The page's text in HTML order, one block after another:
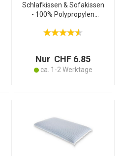
Schlafkissen & Sofakissen
- 100% Polypropylen
Füllung - Weiss - 40x40cm
Nur CHF 6.85
ca. 1-2 Werktage